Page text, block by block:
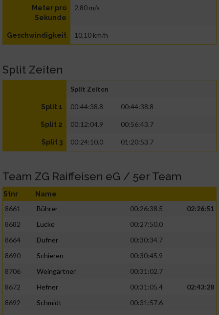
Meter pro
Sekunde
2,80 m/s
Geschwindigkeit 10,10 km/h
Split Zeiten
Split Zeiten
Split 1 00:44:38.8 00:44:38.8
Split 2 00:12:04.9 00:56:43.7
Split 3 00:24:10.0 01:20:53.7
Team ZG Raiffeisen eG / 5er Team
Stnr Name
8661 Bührer 00:26:38.5
02:26:51
8682
Lucke
00:27:50.0
8664
Dufner
00:30:34.7
8690
Schieren
00:30:45.9
8706
Weingärtner
00:31:02.7
8672
Hefner 00:31:05.4
02:43:28
8692
Schmidt
00:31:57.6